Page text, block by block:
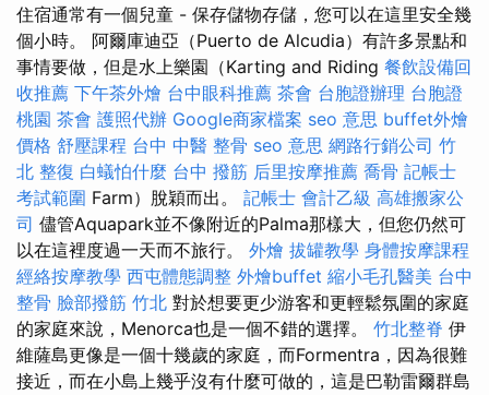
住宿通常有一個兒童 - 保存儲物存儲，您可以在這里安全幾
個小時。 阿爾庫迪亞（Puerto de Alcudia）有許多景點和
事情要做，但是水上樂園（Karting and Riding 餐飲設備回
收推薦 下午茶外燴 台中眼科推薦 茶會 台胞證辦理 台胞證
桃園 茶會 護照代辦 Google商家檔案 seo 意思 buffet外燴
價格 舒壓課程 台中 中醫 整骨 seo 意思 網路行銷公司 竹
北 整復 白蟻怕什麼 台中 撥筋 后里按摩推薦 喬骨 記帳士
考試範圍 Farm）脫穎而出。 記帳士 會計乙級 高雄搬家公
司 儘管Aquapark並不像附近的Palma那樣大，但您仍然可
以在這裡度過一天而不旅行。 外燴 拔罐教學 身體按摩課程
經絡按摩教學 西屯體態調整 外燴buffet 縮小毛孔醫美 台中
整骨 臉部撥筋 竹北 對於想要更少游客和更輕鬆氛圍的家庭
的家庭來說，Menorca也是一個不錯的選擇。 竹北整脊 伊
維薩島更像是一個十幾歲的家庭，而Formentra，因為很難
接近，而在小島上幾乎沒有什麼可做的，這是巴勒雷爾群島